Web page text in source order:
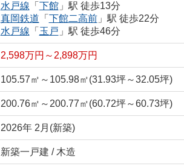
水戸線 「 下館」駅 徒歩13分
真岡鉄道 「 下館二高前」駅 徒歩22分
水戸線 「 玉戸 」駅 徒歩46分
2,598万円～2,898万円
105.57㎡～105.98㎡(31.93坪～32.05坪)
200.76㎡～200.77㎡(60.72坪～60.73坪)
2026年 2月(新築)
新築一戸建 / 木造